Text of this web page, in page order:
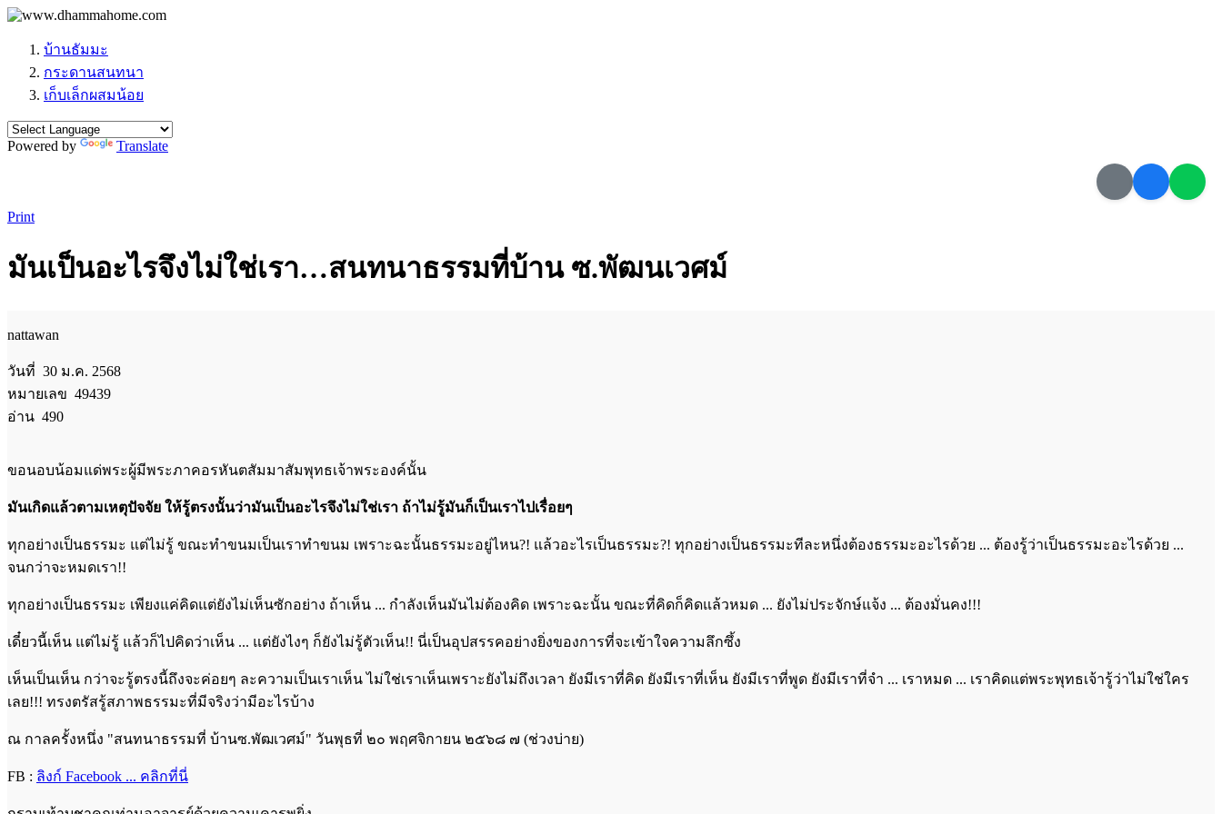
บ้านธัมมะ
กระดานสนทนา
เก็บเล็กผสมน้อย
Powered by Translate
Print
มันเป็นอะไรจึงไม่ใช่เรา…สนทนาธรรมที่บ้าน ซ.พัฒนเวศม์
nattawan
วันที่ 30 ม.ค. 2568
หมายเลข 49439
อ่าน 490
ขอนอบน้อมแด่พระผู้มีพระภาคอรหันตสัมมาสัมพุทธเจ้าพระองค์นั้น
มันเกิดแล้วตามเหตุปัจจัย ให้รู้ตรงนั้นว่ามันเป็นอะไรจึงไม่ใช่เรา ถ้าไม่รู้มันก็เป็นเราไปเรื่อยๆ
ทุกอย่างเป็นธรรมะ แต่ไม่รู้ ขณะทำขนมเป็นเราทำขนม เพราะฉะนั้นธรรมะอยู่ไหน?! แล้วอะไรเป็นธรรมะ?! ทุกอย่างเป็นธรรมะทีละหนึ่งต้องธรรมะอะไรด้วย ... ต้องรู้ว่าเป็นธรรมะอะไรด้วย ...
จนกว่าจะหมดเรา!!
ทุกอย่างเป็นธรรมะ เพียงแค่คิดแต่ยังไม่เห็นซักอย่าง ถ้าเห็น ... กำลังเห็นมันไม่ต้องคิด เพราะฉะนั้น ขณะที่คิดก็คิดแล้วหมด ... ยังไม่ประจักษ์แจ้ง ... ต้องมั่นคง!!!
เดี๋ยวนี้เห็น แต่ไม่รู้ แล้วก็ไปคิดว่าเห็น ... แต่ยังไงๆ ก็ยังไม่รู้ตัวเห็น!! นี่เป็นอุปสรรคอย่างยิ่งของการที่จะเข้าใจความลึกซึ้ง
เห็นเป็นเห็น กว่าจะรู้ตรงนี้ถึงจะค่อยๆ ละความเป็นเราเห็น ไม่ใช่เราเห็นเพราะยังไม่ถึงเวลา ยังมีเราที่คิด ยังมีเราที่เห็น ยังมีเราที่พูด ยังมีเราที่จำ ... เราหมด ... เราคิดแต่พระพุทธเจ้ารู้ว่าไม่ใช่ใคร
เลย!!! ทรงตรัสรู้สภาพธรรมะที่มีจริงว่ามีอะไรบ้าง
ณ กาลครั้งหนึ่ง "สนทนาธรรมที่ บ้านซ.พัฒเวศม์" วันพุธที่ ๒๐ พฤศจิกายน ๒๕๖๘ ๗ (ช่วงบ่าย)
FB : ลิงก์ Facebook ... คลิกที่นี่